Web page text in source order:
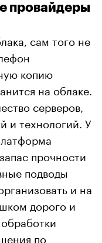
провайдеры
сам того не
копию
на облаке.
серверов,
и технологий. У
прочности
подводы
и на
дорого и
по